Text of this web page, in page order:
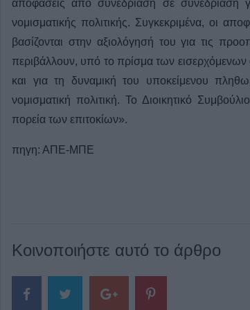
αποφάσεις από συνεδρίαση σε συνεδρίαση
νομισματικής πολιτικής. Συγκεκριμένα, οι
βασίζονται στην αξιολόγησή του για τις
περιβάλλουν, υπό το πρίσμα των εισερχόμενων
και για τη δυναμική του υποκείμενου
νομισματική πολιτική. Το Διοικητικό
πορεία των επιτοκίων».
πηγη: ΑΠΕ-ΜΠΕ
Κοινοποιήστε αυτό το άρθρο